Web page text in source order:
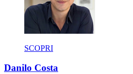
SCOPRI
Danilo Costa